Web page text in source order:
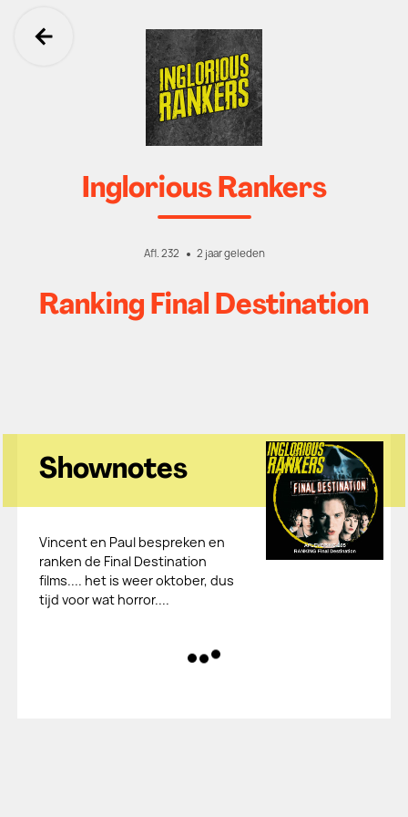
Ga terug
Inglorious Rankers
Afl. 232 2 jaar geleden
Ranking Final Destination
Shownotes
Vincent en Paul bespreken en
ranken de Final Destination
films.... het is weer oktober, dus
tijd voor wat horror....